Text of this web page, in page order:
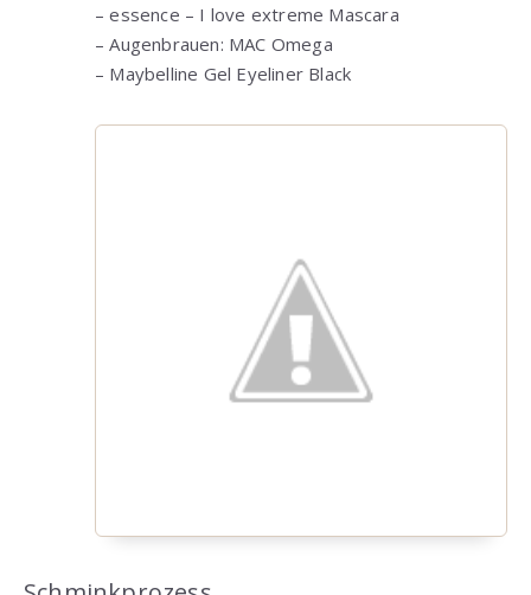
– essence – I love extreme Mascara
– Augenbrauen: MAC Omega
– Maybelline Gel Eyeliner Black